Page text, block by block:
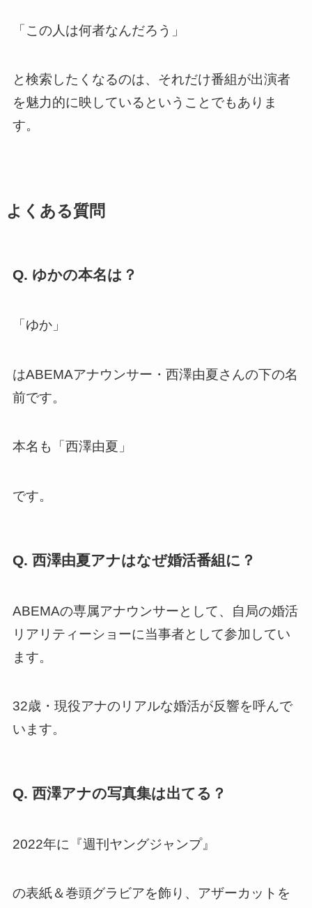
「この人は何者なんだろう」
と検索したくなるのは、それだけ番組が出演者
を魅力的に映しているということでもありま
す。
よくある質問
Q. ゆかの本名は？
「ゆか」
はABEMAアナウンサー・西澤由夏さんの下の名
前です。
本名も「西澤由夏」
です。
Q. 西澤由夏アナはなぜ婚活番組に？
ABEMAの専属アナウンサーとして、自局の婚活
リアリティーショーに当事者として参加してい
ます。
32歳・現役アナのリアルな婚活が反響を呼んで
います。
Q. 西澤アナの写真集は出てる？
2022年に『週刊ヤングジャンプ』
の表紙＆巻頭グラビアを飾り、アザーカットを